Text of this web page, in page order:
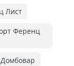
Лист
Ференц